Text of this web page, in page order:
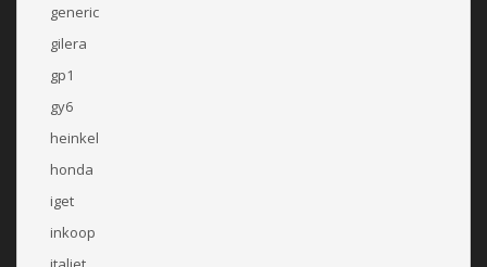
generic
gilera
gp1
gy6
heinkel
honda
iget
inkoop